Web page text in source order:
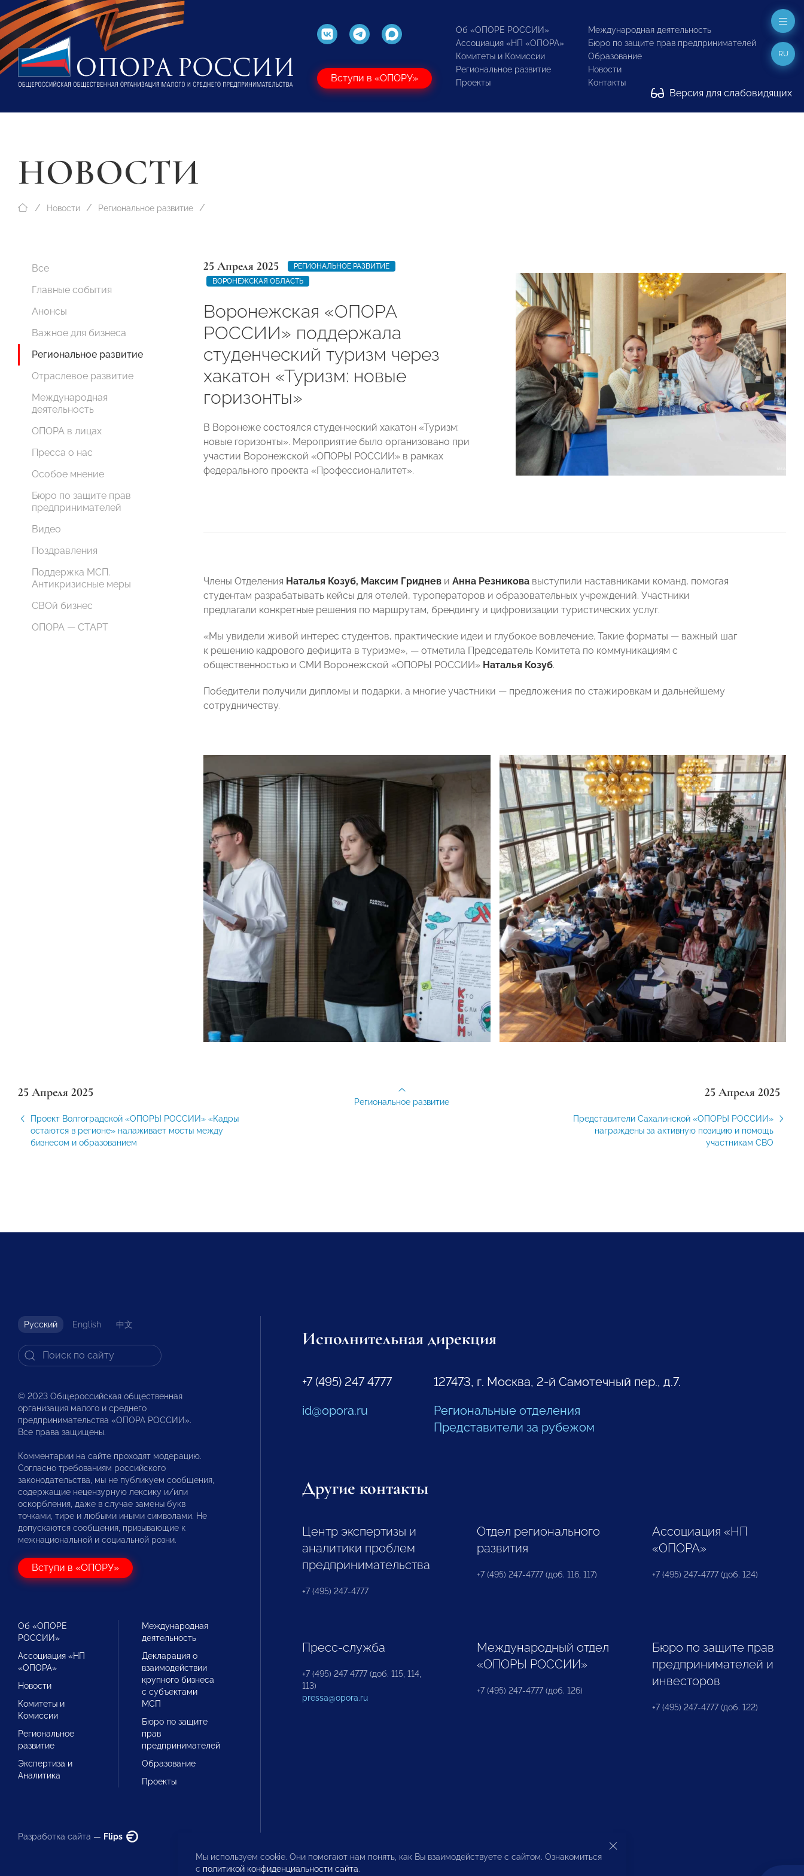
Вступи в «ОПОРУ»
Об «ОПОРЕ РОССИИ»
Ассоциация «НП «ОПОРА»
Комитеты и Комиссии
Региональное развитие
Проекты
Международная деятельность
Бюро по защите прав предпринимателей
Образование
Новости
Контакты
Версия для слабовидящих
RU
НОВОСТИ
Новости Региональное развитие
Все
Главные события
Анонсы
Важное для бизнеса
Региональное развитие
Отраслевое развитие
Международная
деятельность
ОПОРА в лицах
Пресса о нас
Особое мнение
Бюро по защите прав
предпринимателей
Видео
Поздравления
Поддержка МСП.
Антикризисные меры
СВОй бизнес
ОПОРА — СТАРТ
25 Апреля 2025
РЕГИОНАЛЬНОЕ РАЗВИТИЕ
ВОРОНЕЖСКАЯ ОБЛАСТЬ
Воронежская «ОПОРА
РОССИИ» поддержала
студенческий туризм через
хакатон «Туризм: новые
горизонты»
В Воронеже состоялся студенческий хакатон «Туризм:
новые горизонты». Мероприятие было организовано при
участии Воронежской «ОПОРЫ РОССИИ» в рамках
федерального проекта «Профессионалитет».
Члены Отделения Наталья Козуб, Максим Гриднев и Анна Резникова выступили наставниками команд, помогая
студентам разрабатывать кейсы для отелей, туроператоров и образовательных учреждений. Участники
предлагали конкретные решения по маршрутам, брендингу и цифровизации туристических услуг.
«Мы увидели живой интерес студентов, практические идеи и глубокое вовлечение. Такие форматы — важный шаг
к решению кадрового дефицита в туризме», — отметила Председатель Комитета по коммуникациям с
общественностью и СМИ Воронежской «ОПОРЫ РОССИИ» Наталья Козуб.
Победители получили дипломы и подарки, а многие участники — предложения по стажировкам и дальнейшему
сотрудничеству.
25 Апреля 2025
Проект Волгоградской «ОПОРЫ РОССИИ» «Кадры
остаются в регионе» налаживает мосты между
бизнесом и образованием
25 Апреля 2025
Представители Сахалинской «ОПОРЫ РОССИИ»
награждены за активную позицию и помощь
участникам СВО
Региональное развитие
Русский English 中文
© 2023 Общероссийская общественная
организация малого и среднего
предпринимательства «ОПОРА РОССИИ».
Все права защищены.
Комментарии на сайте проходят модерацию.
Согласно требованиям российского
законодательства, мы не публикуем сообщения,
содержащие нецензурную лексику и/или
оскорбления, даже в случае замены букв
точками, тире и любыми иными символами. Не
допускаются сообщения, призывающие к
межнациональной и социальной розни.
Вступи в «ОПОРУ»
Об «ОПОРЕ
РОССИИ»
Ассоциация «НП
«ОПОРА»
Новости
Комитеты и
Комиссии
Региональное
развитие
Экспертиза и
Аналитика
Международная
деятельность
Декларация о
взаимодействии
крупного бизнеса
с субъектами
МСП
Бюро по защите
прав
предпринимателей
Образование
Проекты
Разработка сайта — Flips
Исполнительная дирекция
+7 (495) 247 4777
id@opora.ru
127473, г. Москва, 2-й Самотечный пер., д.7.
Региональные отделения
Представители за рубежом
Другие контакты
Центр экспертизы и
аналитики проблем
предпринимательства
+7 (495) 247-4777
Отдел регионального
развития
+7 (495) 247-4777 (доб. 116, 117)
Ассоциация «НП
«ОПОРА»
+7 (495) 247-4777 (доб. 124)
Пресс-служба
+7 (495) 247 4777 (доб. 115, 114,
113)
pressa@opora.ru
Международный отдел
«ОПОРЫ РОССИИ»
+7 (495) 247-4777 (доб. 126)
Бюро по защите прав
предпринимателей и
инвесторов
+7 (495) 247-4777 (доб. 122)
Мы используем cookie. Они помогают нам понять, как Вы взаимодействуете с сайтом. Ознакомиться
с политикой конфиденциальности сайта.